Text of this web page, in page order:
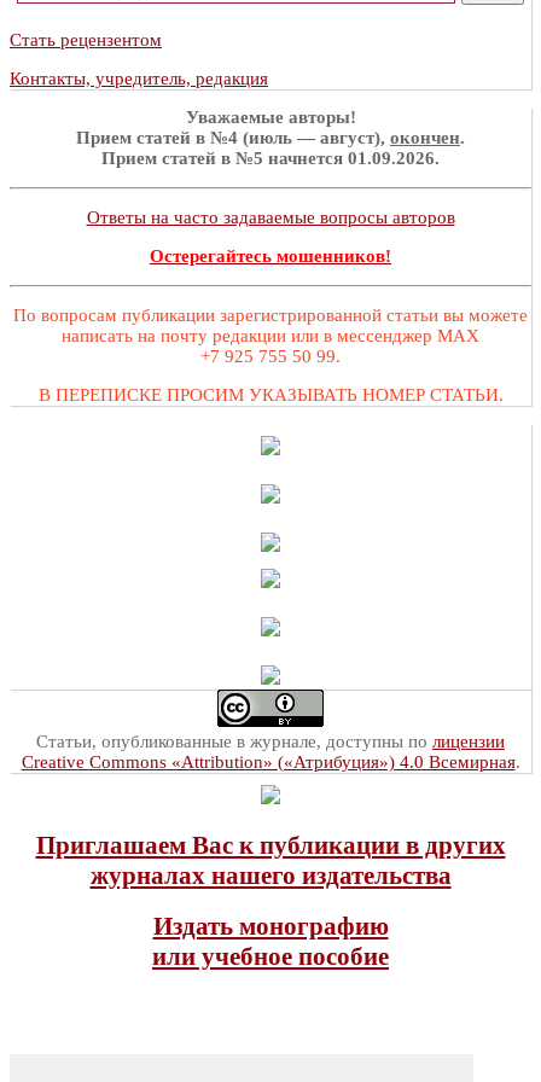
Стать рецензентом
Контакты, учредитель, редакция
Уважаемые авторы!
Прием статей в №4 (июль — август), окончен.
Прием статей в №5 начнется 01.09.2026.
Ответы на часто задаваемые вопросы авторов
Остерегайтесь мошенников!
По вопросам публикации зарегистрированной статьи вы можете
написать на почту редакции или в мессенджер MAX
+7 925 755 50 99.
В ПЕРЕПИСКЕ ПРОСИМ УКАЗЫВАТЬ НОМЕР СТАТЬИ.
Статьи, опубликованные в журнале, доступны по лицензии
Creative Commons «Attribution» («Атрибуция») 4.0 Всемирная.
Приглашаем Вас к публикации в других
журналах нашего издательства
Издать монографию
или учебное пособие